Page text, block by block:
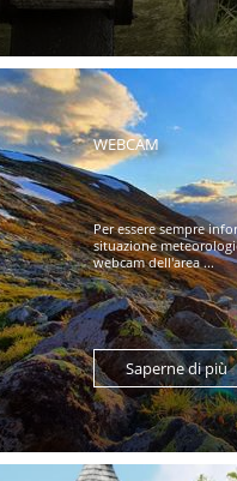
WEBCAM
Per essere sempre
situazione
webcam dell'area ...
Saperne di più